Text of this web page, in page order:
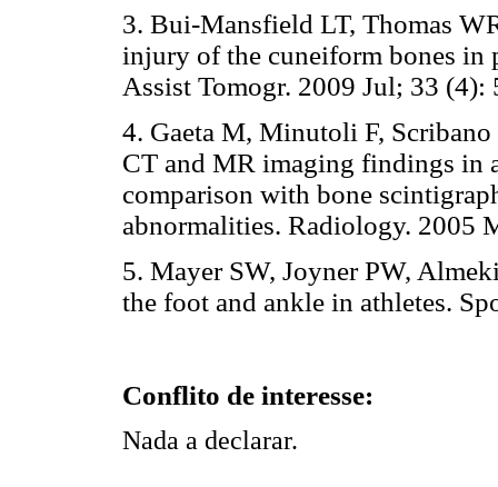
3. Bui-Mansfield LT, Thomas
injury of the cuneiform bones in
Assist Tomogr. 2009 Jul; 33 (4):
4. Gaeta M, Minutoli F,
CT and MR imaging findings in
comparison with bone
abnormalities. Radiology. 2005
5. Mayer SW, Joyner PW,
the foot and ankle in athletes.
Conflito de interesse:
Nada a declarar.